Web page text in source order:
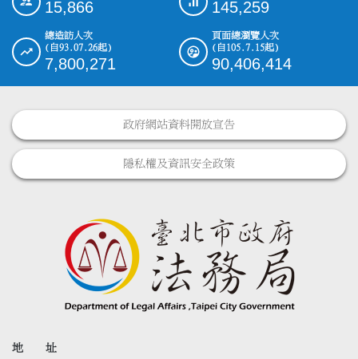
15,866 145,259
總造訪人次
(自93.07.26起)
7,800,271
頁面總瀏覽人次
(自105.7.15起)
90,406,414
政府網站資料開放宣告
隱私權及資訊安全政策
地 址